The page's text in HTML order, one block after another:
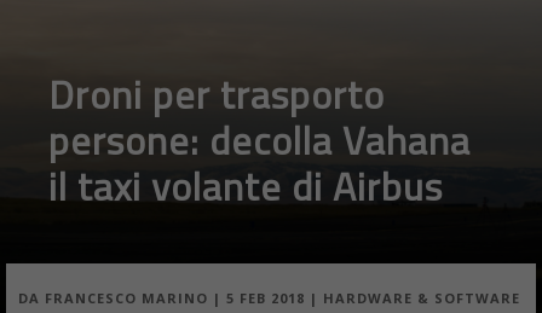
Droni per trasporto
persone: decolla Vahana
il taxi volante di Airbus
DA FRANCESCO MARINO | 5 FEB 2018 | HARDWARE & SOFTWARE